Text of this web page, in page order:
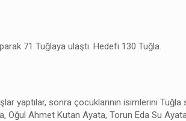
71 Tuğlaya ulaştı. Hedefi 130 Tuğla.
yaptılar, sonra çocuklarının isimlerini
Oğul Ahmet Kutan Ayata, Torun Eda Su